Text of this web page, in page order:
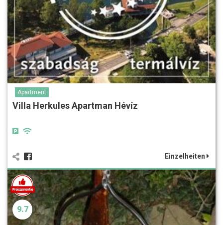
Apartment
Villa Herkules Apartman Hévíz
Einzelheiten
9.7